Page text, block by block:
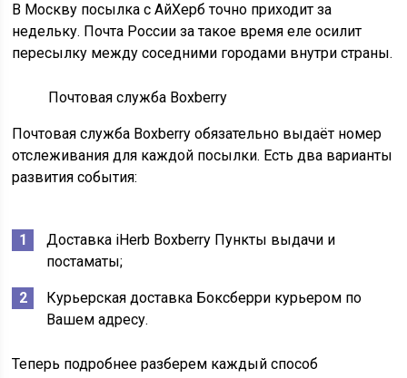
В Москву посылка с АйХерб точно приходит за
недельку. Почта России за такое время еле осилит
пересылку между соседними городами внутри страны.
Почтовая служба Boxberry
Почтовая служба Boxberry обязательно выдаёт номер
отслеживания для каждой посылки. Есть два варианты
развития события:
Доставка iHerb Boxberry Пункты выдачи и
постаматы;
Курьерская доставка Боксберри курьером по
Вашем адресу.
Теперь подробнее разберем каждый способ